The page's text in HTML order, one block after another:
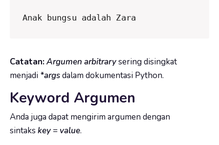
Anak bungsu adalah Zara
Catatan:Argumen arbitrarysering disingkat
menjadi *argsdalam dokumentasi Python.
Keyword Argumen
Anda juga dapat mengirim argumen dengan
sintaks key = value.